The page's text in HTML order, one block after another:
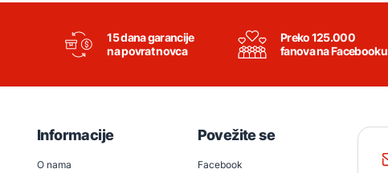
15 dana garancije
na povrat novca
Preko 125.000
fanova na Facebooku
Informacije
O nama
Povežite se
Facebook